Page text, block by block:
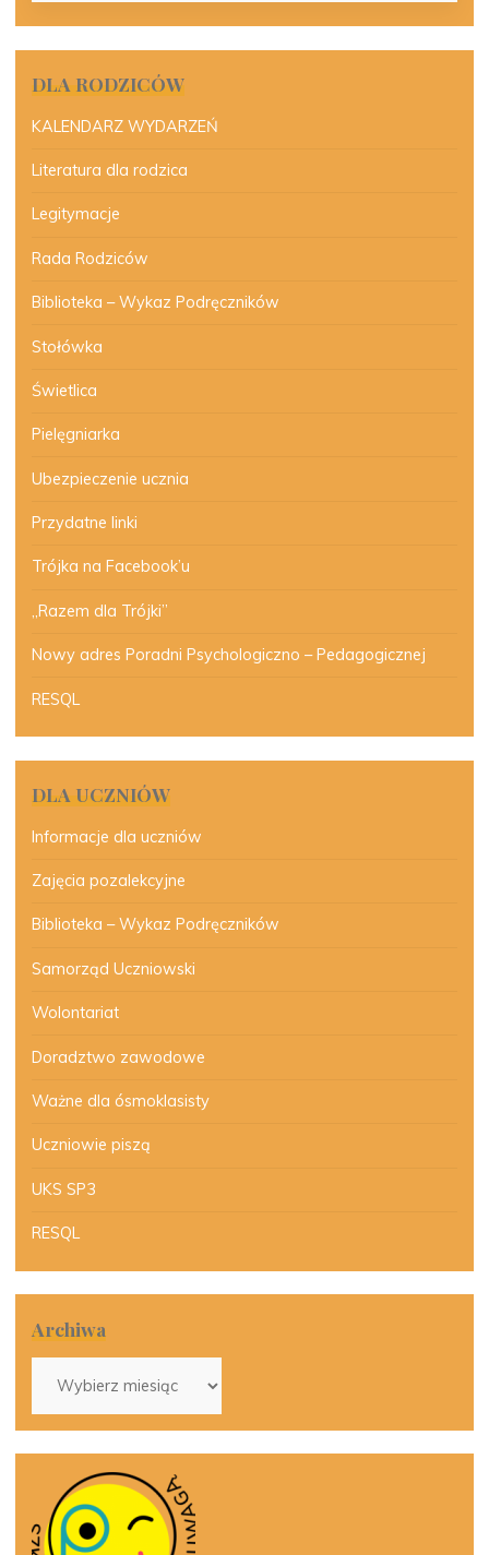
DLA RODZICÓW
KALENDARZ WYDARZEŃ
Literatura dla rodzica
Legitymacje
Rada Rodziców
Biblioteka – Wykaz Podręczników
Stołówka
Świetlica
Pielęgniarka
Ubezpieczenie ucznia
Przydatne linki
Trójka na Facebook’u
„Razem dla Trójki”
Nowy adres Poradni Psychologiczno – Pedagogicznej
RESQL
DLA UCZNIÓW
Informacje dla uczniów
Zajęcia pozalekcyjne
Biblioteka – Wykaz Podręczników
Samorząd Uczniowski
Wolontariat
Doradztwo zawodowe
Ważne dla ósmoklasisty
Uczniowie piszą
UKS SP3
RESQL
Archiwa